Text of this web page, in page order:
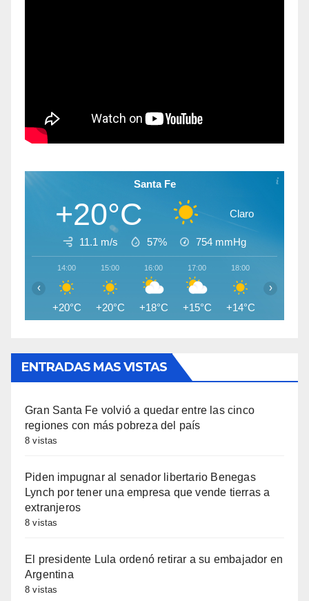
Santa Fe
+20°C Claro
11.1 m/s 57% 754 mmHg
14:00
+20°C
15:00
+20°C
16:00
+18°C
17:00
+15°C
18:00
+14°C
‹ ›
ENTRADAS MAS VISTAS
Gran Santa Fe volvió a quedar entre las cinco
regiones con más pobreza del país
8 vistas
Piden impugnar al senador libertario Benegas
Lynch por tener una empresa que vende tierras a
extranjeros
8 vistas
El presidente Lula ordenó retirar a su embajador en
Argentina
8 vistas